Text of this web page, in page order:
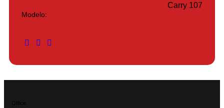
Modelo:
Carry 107
Office